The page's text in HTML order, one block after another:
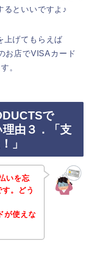
るといいですよ♪
上げてもらえば
お店でVISAカード
。
で
由３．「支
」
いを忘
。どう
が使えな